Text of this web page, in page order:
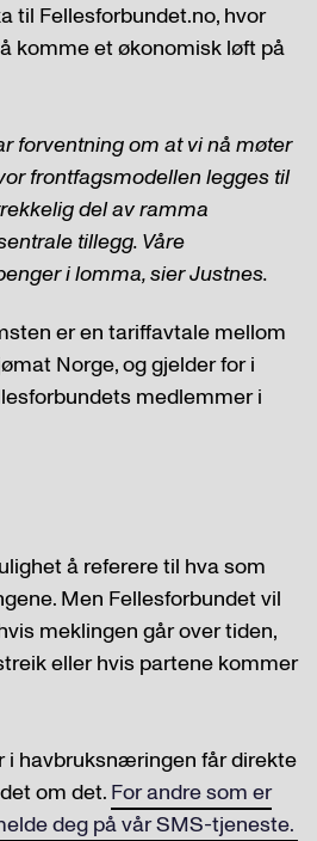
til Fellesforbundet.no, hvor
komme et økonomisk løft på
forventning om at vi nå møter
frontfagsmodellen legges til
del av ramma
tillegg. Våre
i lomma, sier Justnes.
er en tariffavtale mellom
Norge, og gjelder for i
medlemmer i
å referere til hva som
Men Fellesforbundet vil
meklingen går over tiden,
eller hvis partene kommer
i havbruksnæringen får direkte
om det. For andre som er
deg på vår SMS-tjeneste.